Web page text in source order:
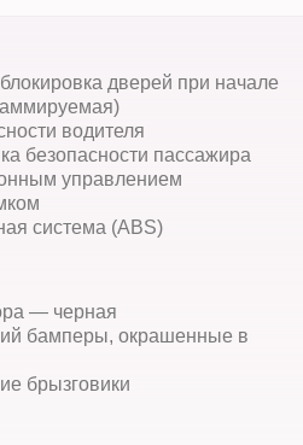
дверей при начале
водителя
безопасности пассажира
управлением
система (ABS)
— черная
бамперы, окрашенные в
брызговики